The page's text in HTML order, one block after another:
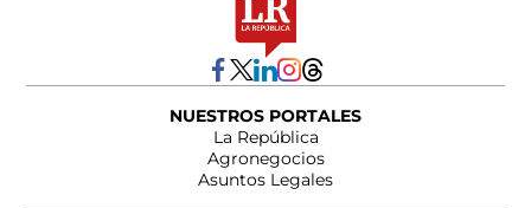
NUESTROS PORTALES
La República
Agronegocios
Asuntos Legales